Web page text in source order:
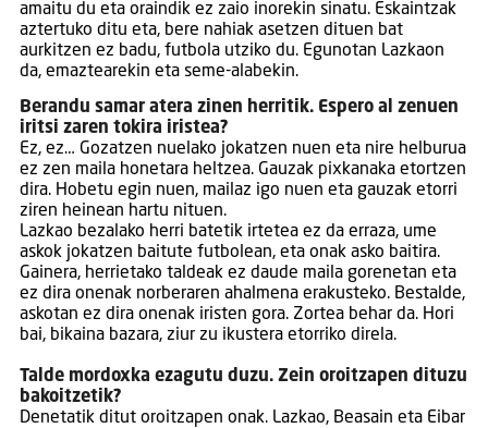
amaitu du eta oraindik ez zaio inorekin sinatu. Eskaintzak
aztertuko ditu eta, bere nahiak asetzen dituen bat
aurkitzen ez badu, futbola utziko du. Egunotan Lazkaon
da, emaztearekin eta seme-alabekin.
Berandu samar atera zinen herritik. Espero al zenuen
iritsi zaren tokira iristea?
Ez, ez… Gozatzen nuelako jokatzen nuen eta nire helburua
ez zen maila honetara heltzea. Gauzak pixkanaka etortzen
dira. Hobetu egin nuen, mailaz igo nuen eta gauzak etorri
ziren heinean hartu nituen.
Lazkao bezalako herri batetik irtetea ez da erraza, ume
askok jokatzen baitute futbolean, eta onak asko baitira.
Gainera, herrietako taldeak ez daude maila gorenetan eta
ez dira onenak norberaren ahalmena erakusteko. Bestalde,
askotan ez dira onenak iristen gora. Zortea behar da. Hori
bai, bikaina bazara, ziur zu ikustera etorriko direla.
Talde mordoxka ezagutu duzu. Zein oroitzapen dituzu
bakoitzetik?
Denetatik ditut oroitzapen onak. Lazkao, Beasain eta Eibar